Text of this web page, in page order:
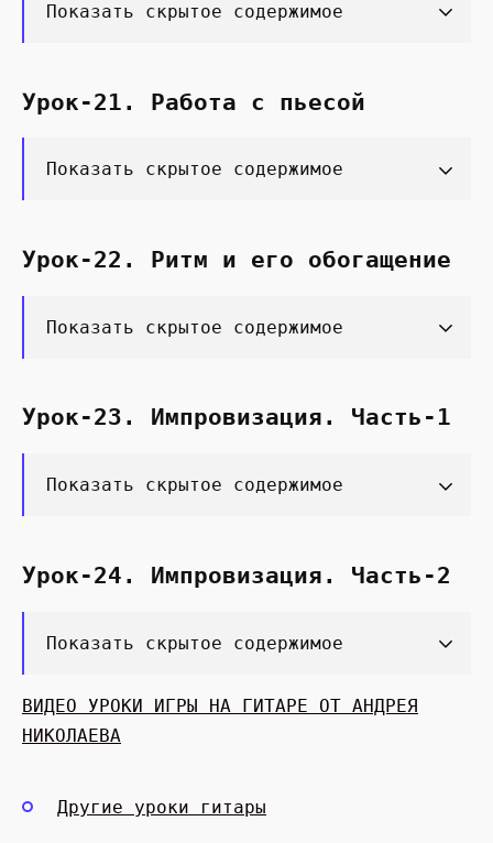
Показать скрытое содержимое
Урок-21. Работа с пьесой
Показать скрытое содержимое
Урок-22. Ритм и его обогащение
Показать скрытое содержимое
Урок-23. Импровизация. Часть-1
Показать скрытое содержимое
Урок-24. Импровизация. Часть-2
Показать скрытое содержимое
ВИДЕО УРОКИ ИГРЫ НА ГИТАРЕ ОТ АНДРЕЯ
НИКОЛАЕВА
Другие уроки гитары